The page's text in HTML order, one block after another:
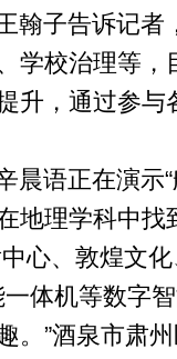
翰子告诉记
学校治理等
升，通过参
晨语正在演示
理学科中找
心、敦煌文
体机等数字
。”酒泉市肃